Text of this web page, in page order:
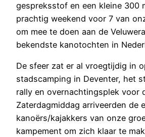
gespreksstof en een kleine 300
prachtig weekend voor 7 van
om mee te doen aan de
bekendste kanotochten in
De sfeer zat er al vroegtijdig in
stadscamping in Deventer, het
rally en overnachtingsplek voor
Zaterdagmiddag arriveerden de
kanoërs/kajakkers van onze
kampement om zich klaar te